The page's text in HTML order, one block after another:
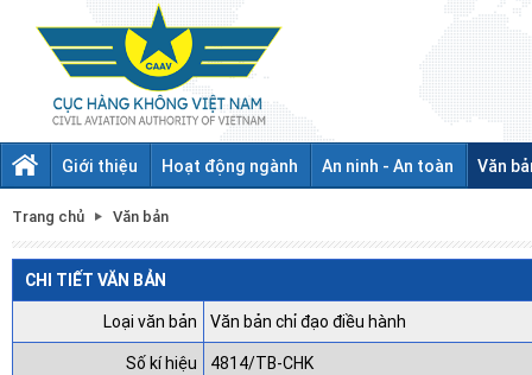
Giới thiệu Hoạt động ngành An ninh - An toàn Văn
Trang chủ Văn bản
CHI TIẾT VĂN BẢN
Loại văn bản
Văn bản chỉ đạo điều hành
Số kí hiệu
4814/TB-CHK